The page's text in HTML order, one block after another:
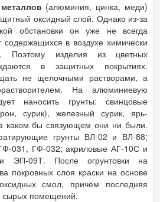
(алюминия, цинка, меди)
оксидный слой. Однако из-за
обстановки он уже не всегда
в воздухе химически
Поэтому изделия из цветных
в защитных покрытиях.
не щелочными растворами, а
На алюминиевую
наносить грунты: свинцовые
сурик), железный сурик, ярь-
каком бы связующем они ни были.
грунты ВЛ-02 и ВЛ-88;
031, ГФ-032; акриловые АГ-10С и
ЭП-09Т. После огрунтовки на
покровных слоя краски на основе
смол, причём последняя
сырых помещений.